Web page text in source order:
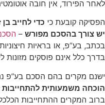
לאחר הפירוד, אין חובה
הפסיקה קובעת כי כדי לחייב
יש צורך בהסכם מפורש –
בכתב, בע”פ, או בראיות
בדרך כלל אינם פוסקים מזונות
ישנם מקרים בהם הסכם בע”פ
הוכחה משמעותית
ברוב המקרים ההתחייבות